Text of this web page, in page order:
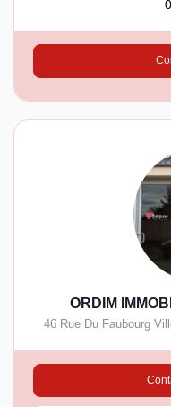
ORDIM
46 Rue Du Faubourg